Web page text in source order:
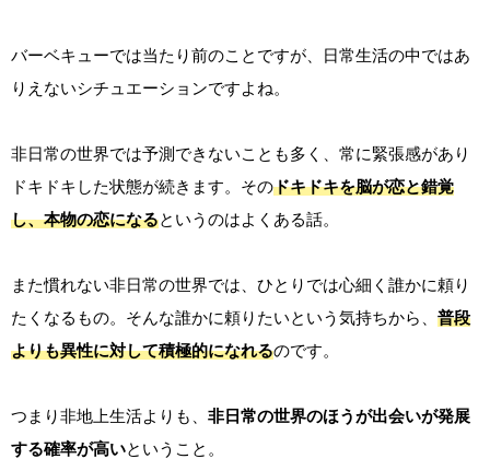
バーベキューでは当たり前のことですが、日常生活の中ではあ
りえないシチュエーションですよね。
非日常の世界では予測できないことも多く、常に緊張感があり
ドキドキした状態が続きます。そのドキドキを脳が恋と錯覚
し、本物の恋になるというのはよくある話。
また慣れない非日常の世界では、ひとりでは心細く誰かに頼り
たくなるもの。そんな誰かに頼りたいという気持ちから、 普段
よりも異性に対して積極的になれるのです。
つまり非地上生活よりも、 非日常の世界のほうが出会いが発展
する確率が高いということ。